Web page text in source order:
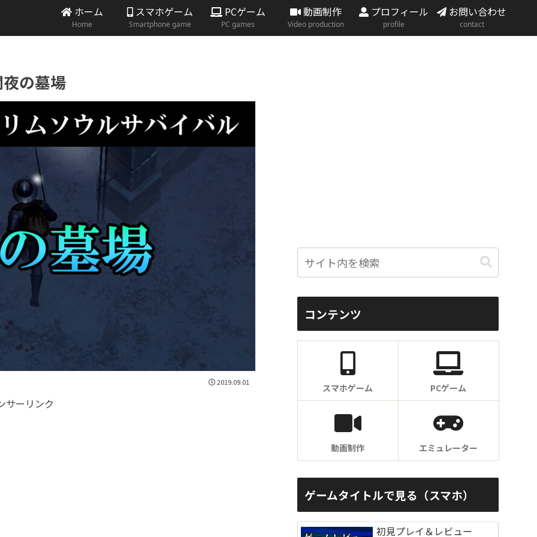
ホーム
Home
スマホゲーム
Smartphone game
PCゲーム
PC games
動画制作
Video production
プロフィール
profile
お問い合わせ
contact
の墓場
2019.09.01
サーリンク
コンテンツ
スマホゲーム PCゲーム
動画制作 エミュレーター
ゲームタイトルで見る（スマホ）
初見プレイ＆レビュー